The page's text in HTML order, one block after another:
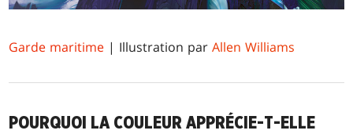
Garde maritime | Illustration parAllen Williams
POURQUOI LA COULEUR APPRÉCIE-T-ELLE